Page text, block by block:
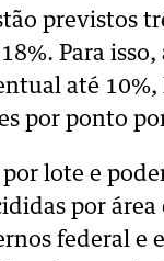
previstos
Para
até
por ponto
lote e
por
federal e